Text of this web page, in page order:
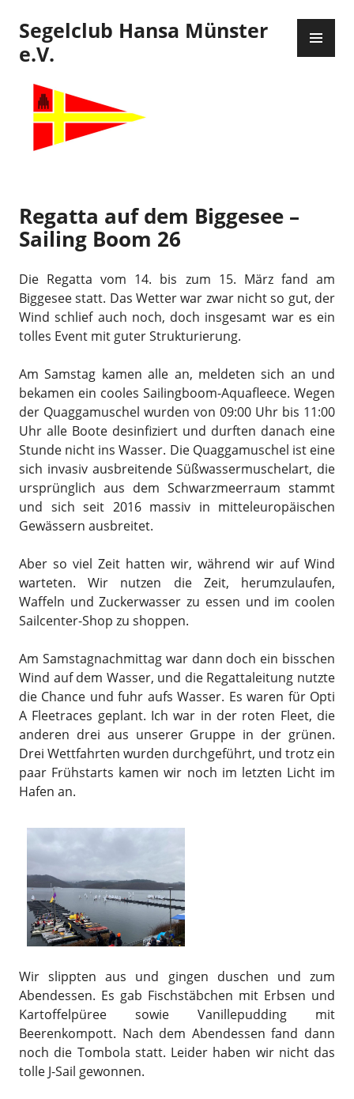
Inhalt
springen
Segelclub Hansa Münster
e.V.
Regatta auf dem Biggesee –
Sailing Boom 26
Die Regatta vom 14. bis zum 15. März fand am
Biggesee statt. Das Wetter war zwar nicht so gut, der
Wind schlief auch noch, doch insgesamt war es ein
tolles Event mit guter Strukturierung.
Am Samstag kamen alle an, meldeten sich an und
bekamen ein cooles Sailingboom-Aquafleece. Wegen
der Quaggamuschel wurden von 09:00 Uhr bis 11:00
Uhr alle Boote desinfiziert und durften danach eine
Stunde nicht ins Wasser. Die Quaggamuschel ist eine
sich invasiv ausbreitende Süßwassermuschelart, die
ursprünglich aus dem Schwarzmeerraum stammt
und sich seit 2016 massiv in mitteleuropäischen
Gewässern ausbreitet.
Aber so viel Zeit hatten wir, während wir auf Wind
warteten. Wir nutzen die Zeit, herumzulaufen,
Waffeln und Zuckerwasser zu essen und im coolen
Sailcenter-Shop zu shoppen.
Am Samstagnachmittag war dann doch ein bisschen
Wind auf dem Wasser, und die Regattaleitung nutzte
die Chance und fuhr aufs Wasser. Es waren für Opti
A Fleetraces geplant. Ich war in der roten Fleet, die
anderen drei aus unserer Gruppe in der grünen.
Drei Wettfahrten wurden durchgeführt, und trotz ein
paar Frühstarts kamen wir noch im letzten Licht im
Hafen an.
Wir slippten aus und gingen duschen und zum
Abendessen. Es gab Fischstäbchen mit Erbsen und
Kartoffelpüree sowie Vanillepudding mit
Beerenkompott. Nach dem Abendessen fand dann
noch die Tombola statt. Leider haben wir nicht das
tolle J-Sail gewonnen.